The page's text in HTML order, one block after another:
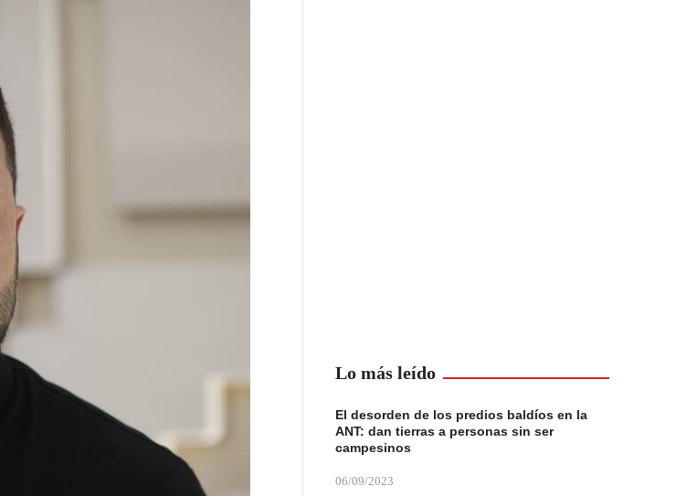
Lo más leído
El desorden de los predios baldíos en la
ANT: dan tierras a personas sin ser
campesinos
06/09/2023